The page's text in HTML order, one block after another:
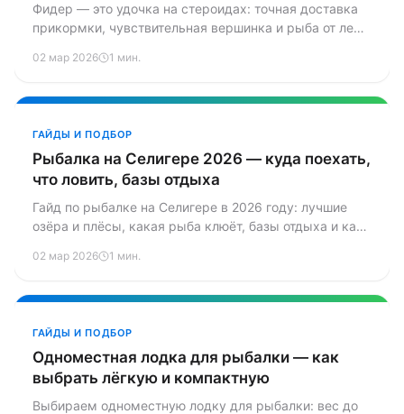
Фидер — это удочка на стероидах: точная доставка
прикормки, чувствительная вершинка и рыба от леща
тех, кто хочет начать.
02 мар 2026 1 мин.
ГАЙДЫ И ПОДБОР
Рыбалка на Селигере 2026 — куда поехать,
что ловить, базы отдыха
Гайд по рыбалке на Селигере в 2026 году: лучшие
озёра и плёсы, какая рыба клюёт, базы отдыха и как
02 мар 2026 1 мин.
ГАЙДЫ И ПОДБОР
Одноместная лодка для рыбалки — как
выбрать лёгкую и компактную
Выбираем одноместную лодку для рыбалки: вес до